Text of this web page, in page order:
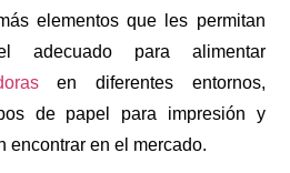
elementos que les permitan
adecuado para alimentar
en diferentes entornos,
de papel para impresión y
encontrar en el mercado.